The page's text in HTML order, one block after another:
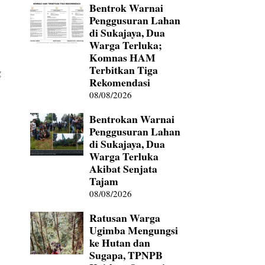
Bentrok Warnai
Penggusuran Lahan
di Sukajaya, Dua
Warga Terluka;
Komnas HAM
Terbitkan Tiga
Rekomendasi
08/08/2026
Bentrokan Warnai
Penggusuran Lahan
di Sukajaya, Dua
Warga Terluka
Akibat Senjata
Tajam
08/08/2026
Ratusan Warga
Ugimba Mengungsi
ke Hutan dan
Sugapa, TPNPB